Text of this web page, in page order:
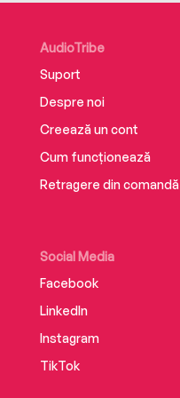
AudioTribe
Suport
Despre noi
Creează un cont
Cum funcționează
Retragere din comandă
Social Media
Facebook
LinkedIn
Instagram
TikTok